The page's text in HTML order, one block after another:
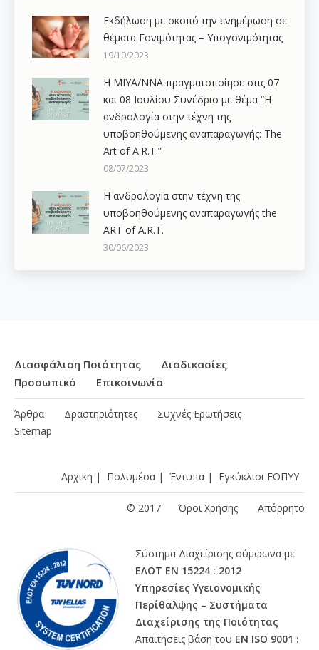
Εκδήλωση με σκοπό την ενημέρωση σε
θέματα Γονιμότητας – Υπογονιμότητας
19/10/2023
Η ΜΙΥΑ/ΝΝΑ πραγματοποίησε στις 07
και 08 Ιουλίου Συνέδριο με θέμα “Η
ανδρολογία στην τέχνη της
υποβοηθούμενης αναπαραγωγής: The
Art of A.R.T.”
08/07/2023
Η ανδρολογiα στην τέχνη της
υποβοηθούμενης αναπαραγωγής the
ART of A.R.T.
30/06/2023
Διασφάλιση Ποιότητας
Διαδικασίες
Προσωπικό
Επικοινωνία
Άρθρα Δραστηριότητες
Συχνές Ερωτήσεις
Sitemap
Αρχική | Πολυμέσα | Έντυπα | Εγκύκλιοι ΕΟΠΥΥ
© 2017 Όροι Χρήσης Απόρρητο
Σύστημα Διαχείρισης σύμφωνα με
ΕΛΟΤ ΕΝ 15224 : 2012
Υπηρεσίες Υγειονομικής
Περίθαλψης – Συστήματα
Διαχείρισης της Ποιότητας
Απαιτήσεις βάση του ΕΝ ISO 9001 :